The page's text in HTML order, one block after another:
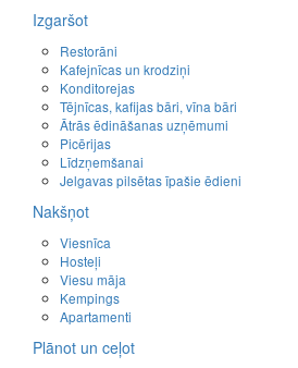
Izgaršot
Restorāni
Kafejnīcas un krodziņi
Konditorejas
Tējnīcas, kafijas bāri, vīna bāri
Ātrās ēdināšanas uzņēmumi
Picērijas
Līdzņemšanai
Jelgavas pilsētas īpašie ēdieni
Nakšņot
Viesnīca
Hosteļi
Viesu māja
Kempings
Apartamenti
Plānot un ceļot